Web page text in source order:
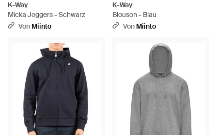
K-Way
Micka Joggers - Schwarz
Von Miinto
K-Way
Blouson - Blau
Von Miinto